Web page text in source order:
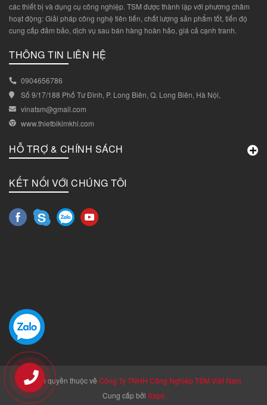
các thiết bị và dụng cụ công nghiệp. TSM được thành lập với phương châm
hoạt động: Giải pháp công nghệ tiên tiến, chất lượng sản phẩm tốt, tiến độ
cung cấp đảm bảo, dịch vụ sau bán hàng hoàn hảo, giá cả cạnh tranh.
THÔNG TIN LIÊN HỆ
0904656786
Số 9/17/188 Phố Tư Đình, P. Long Biên, Q. Long Biên, Hà Nội,
vinatsm@gmail.com
www.thietbikimkhi.com
HỖ TRỢ & CHÍNH SÁCH
KẾT NỐI VỚI CHÚNG TÔI
© Bản quyền thuộc về Công Ty TNHH Công Nghiệp TSM Việt Nam
Cung cấp bởi Sapo